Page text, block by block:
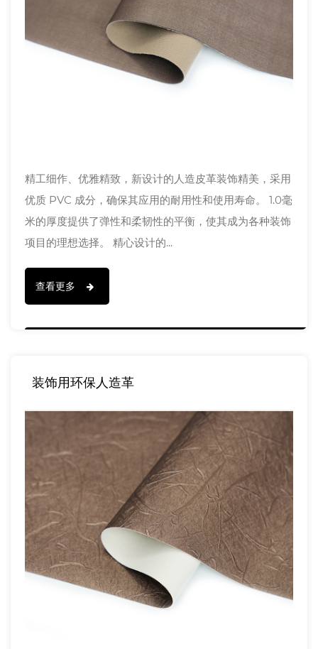
精工细作、优雅精致，新设计的人造皮革装饰精美，采用
优质 PVC 成分，确保其应用的耐用性和使用寿命。 1.0毫
米的厚度提供了弹性和柔韧性的平衡，使其成为各种装饰
项目的理想选择。 精心设计的...
查看更多
装饰用环保人造革